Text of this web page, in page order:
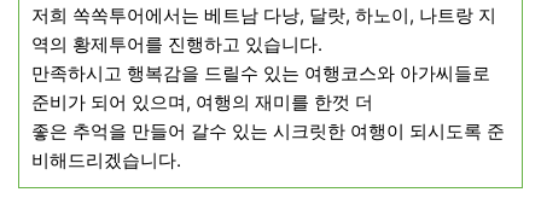
저희 쏙쏙투어에서는 베트남 다낭, 달랏, 하노이, 나트랑 지
역의 황제투어를 진행하고 있습니다.
만족하시고 행복감을 드릴수 있는 여행코스와 아가씨들로
준비가 되어 있으며, 여행의 재미를 한껏 더
좋은 추억을 만들어 갈수 있는 시크릿한 여행이 되시도록 준
비해드리겠습니다.